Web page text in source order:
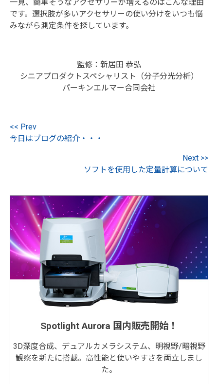
一見、簡単そうなアクセサリーが増えるのはこんな理由
です。選択肢が多いアクセサリーの使い分けをいつも悩
みながら測定条件を探しています。
監修：新居田 恭弘
シニアプロダクトスペシャリスト（分子分光分析）
パーキンエルマー合同会社
<< Prev
今日はブログの紹介・・・
Next >>
ソフトを使用した定量計算について
Spotlight Aurora 国内販売開始！
3D深度合成、デュアルカメラシステム、明視野/暗視野
観察を新たに搭載。高性能と使いやすさを両立しまし
た。